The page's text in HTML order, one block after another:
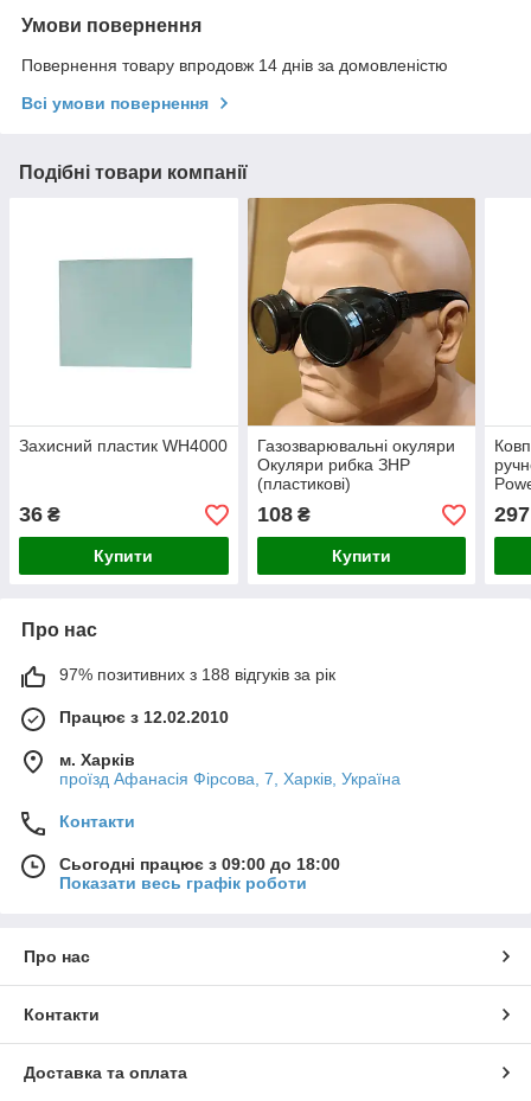
Умови повернення
Повернення товару впродовж 14 днів за домовленістю
Всі умови повернення
Подібні товари компанії
Захисний пластик WH4000
36 ₴
Купити
Газозварювальні окуляри
Окуляри рибка ЗНР
(пластикові)
108₴
Купити
297
Про нас
97% позитивних з 188 відгуків за рік
Працює з 12.02.2010
м. Харків
проїзд Афанасія Фірсова, 7, Харків, Україна
Контакти
Сьогодні працює з 09:00 до 18:00
Показати весь графік роботи
Про нас
Контакти
Доставка та оплата